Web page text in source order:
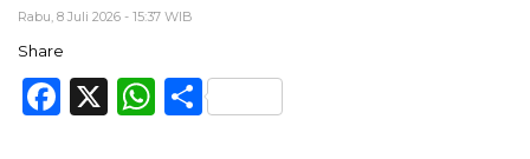
Rabu, 8 Juli 2026 - 15:37 WIB
Share
Facebook
X WhatsApp
Share